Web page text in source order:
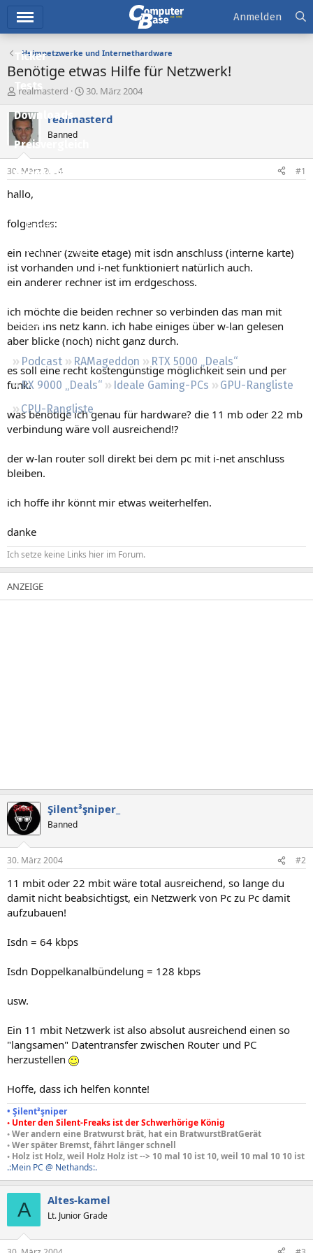
Ticker
Tests
Downloads
Preisvergleich
Forum
Aktuelles
Empfohlene Inhalte
Neue Beiträge
Neueste Aktivitäten
Regeln
Podcast RAMageddon
RTX 5000 „Deals“
RX 9000 „Deals“
Ideale Gaming-PCs
GPU-Rangliste
CPU-Rangliste
Anmelden
Heimnetzwerke und Internethardware
Benötige etwas Hilfe für Netzwerk!
E
s
t
e
e
r
realmasterd
E
s
t
30. März 2004
realmasterd
Banned
30. März 2004 #1
hallo,
folgendes:
ein rechner (zweite etage) mit isdn anschluss (interne karte)
ist vorhanden und i-net funktioniert natürlich auch.
ein anderer rechner ist im erdgeschoss.
ich möchte die beiden rechner so verbinden das man mit
beiden ins netz kann. ich habe einiges über w-lan gelesen
aber blicke (noch) nicht ganz durch.
es soll eine recht kostengünstige möglichkeit sein und per
funk.
was benötige ich genau für hardware? die 11 mb oder 22 mb
verbindung wäre voll ausreichend!?
der w-lan router soll direkt bei dem pc mit i-net anschluss
bleiben.
ich hoffe ihr könnt mir etwas weiterhelfen.
danke
Ich setze keine Links hier im Forum.
Şilent³şniper_
Banned
30. März 2004 #2
11 mbit oder 22 mbit wäre total ausreichend, so lange du
damit nicht beabsichtigst, ein Netzwerk von Pc zu Pc damit
aufzubauen!
Isdn = 64 kbps
Isdn Doppelkanalbündelung = 128 kbps
usw.
Ein 11 mbit Netzwerk ist also absolut ausreichend einen so
"langsamen" Datentransfer zwischen Router und PC
herzustellen
Hoffe, dass ich helfen konnte!
• Şilent³şniper
◦ Unter den Silent-Freaks ist der Schwerhörige König
◦ Wer andern eine Bratwurst brät, hat ein BratwurstBratGerät
◦ Wer später Bremst, fährt länger schnell
◦ Holz ist Holz, weil Holz Holz ist --> 10 mal 10 ist 10, weil 10 mal 10 10 ist
.:Mein PC @ Nethands:.
A Altes-kamel
Lt. Junior Grade